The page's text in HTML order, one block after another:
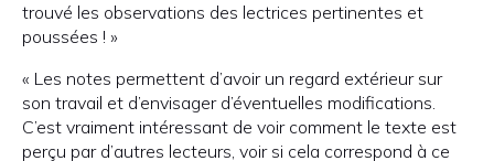
trouvé les observations des lectrices pertinentes et
poussées ! »
« Les notes permettent d’avoir un regard extérieur sur
son travail et d’envisager d’éventuelles modifications.
C’est vraiment intéressant de voir comment le texte est
perçu par d’autres lecteurs, voir si cela correspond à ce